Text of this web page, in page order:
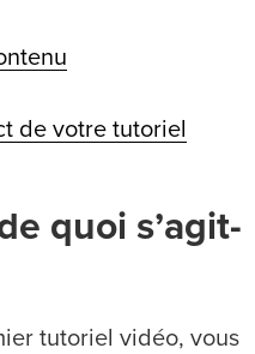
de votre tutoriel
quoi s’agit-
tutoriel vidéo, vous